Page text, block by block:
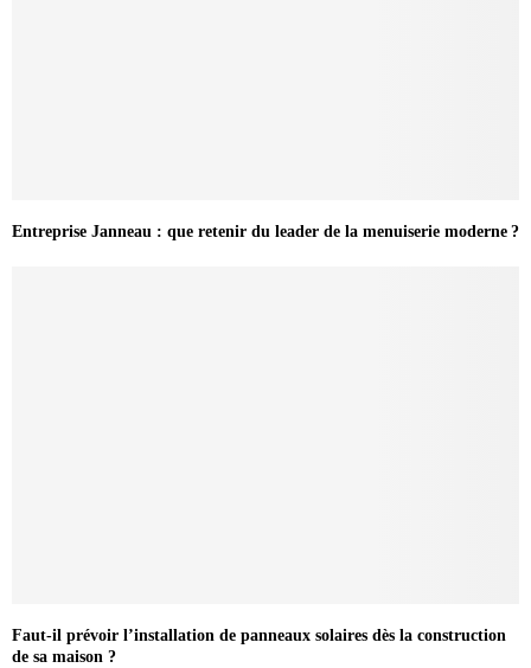
Entreprise Janneau : que retenir du leader de la menuiserie moderne ?
Faut-il prévoir l’installation de panneaux solaires dès la construction
de sa maison ?